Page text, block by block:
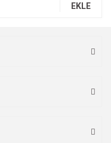
EKLE